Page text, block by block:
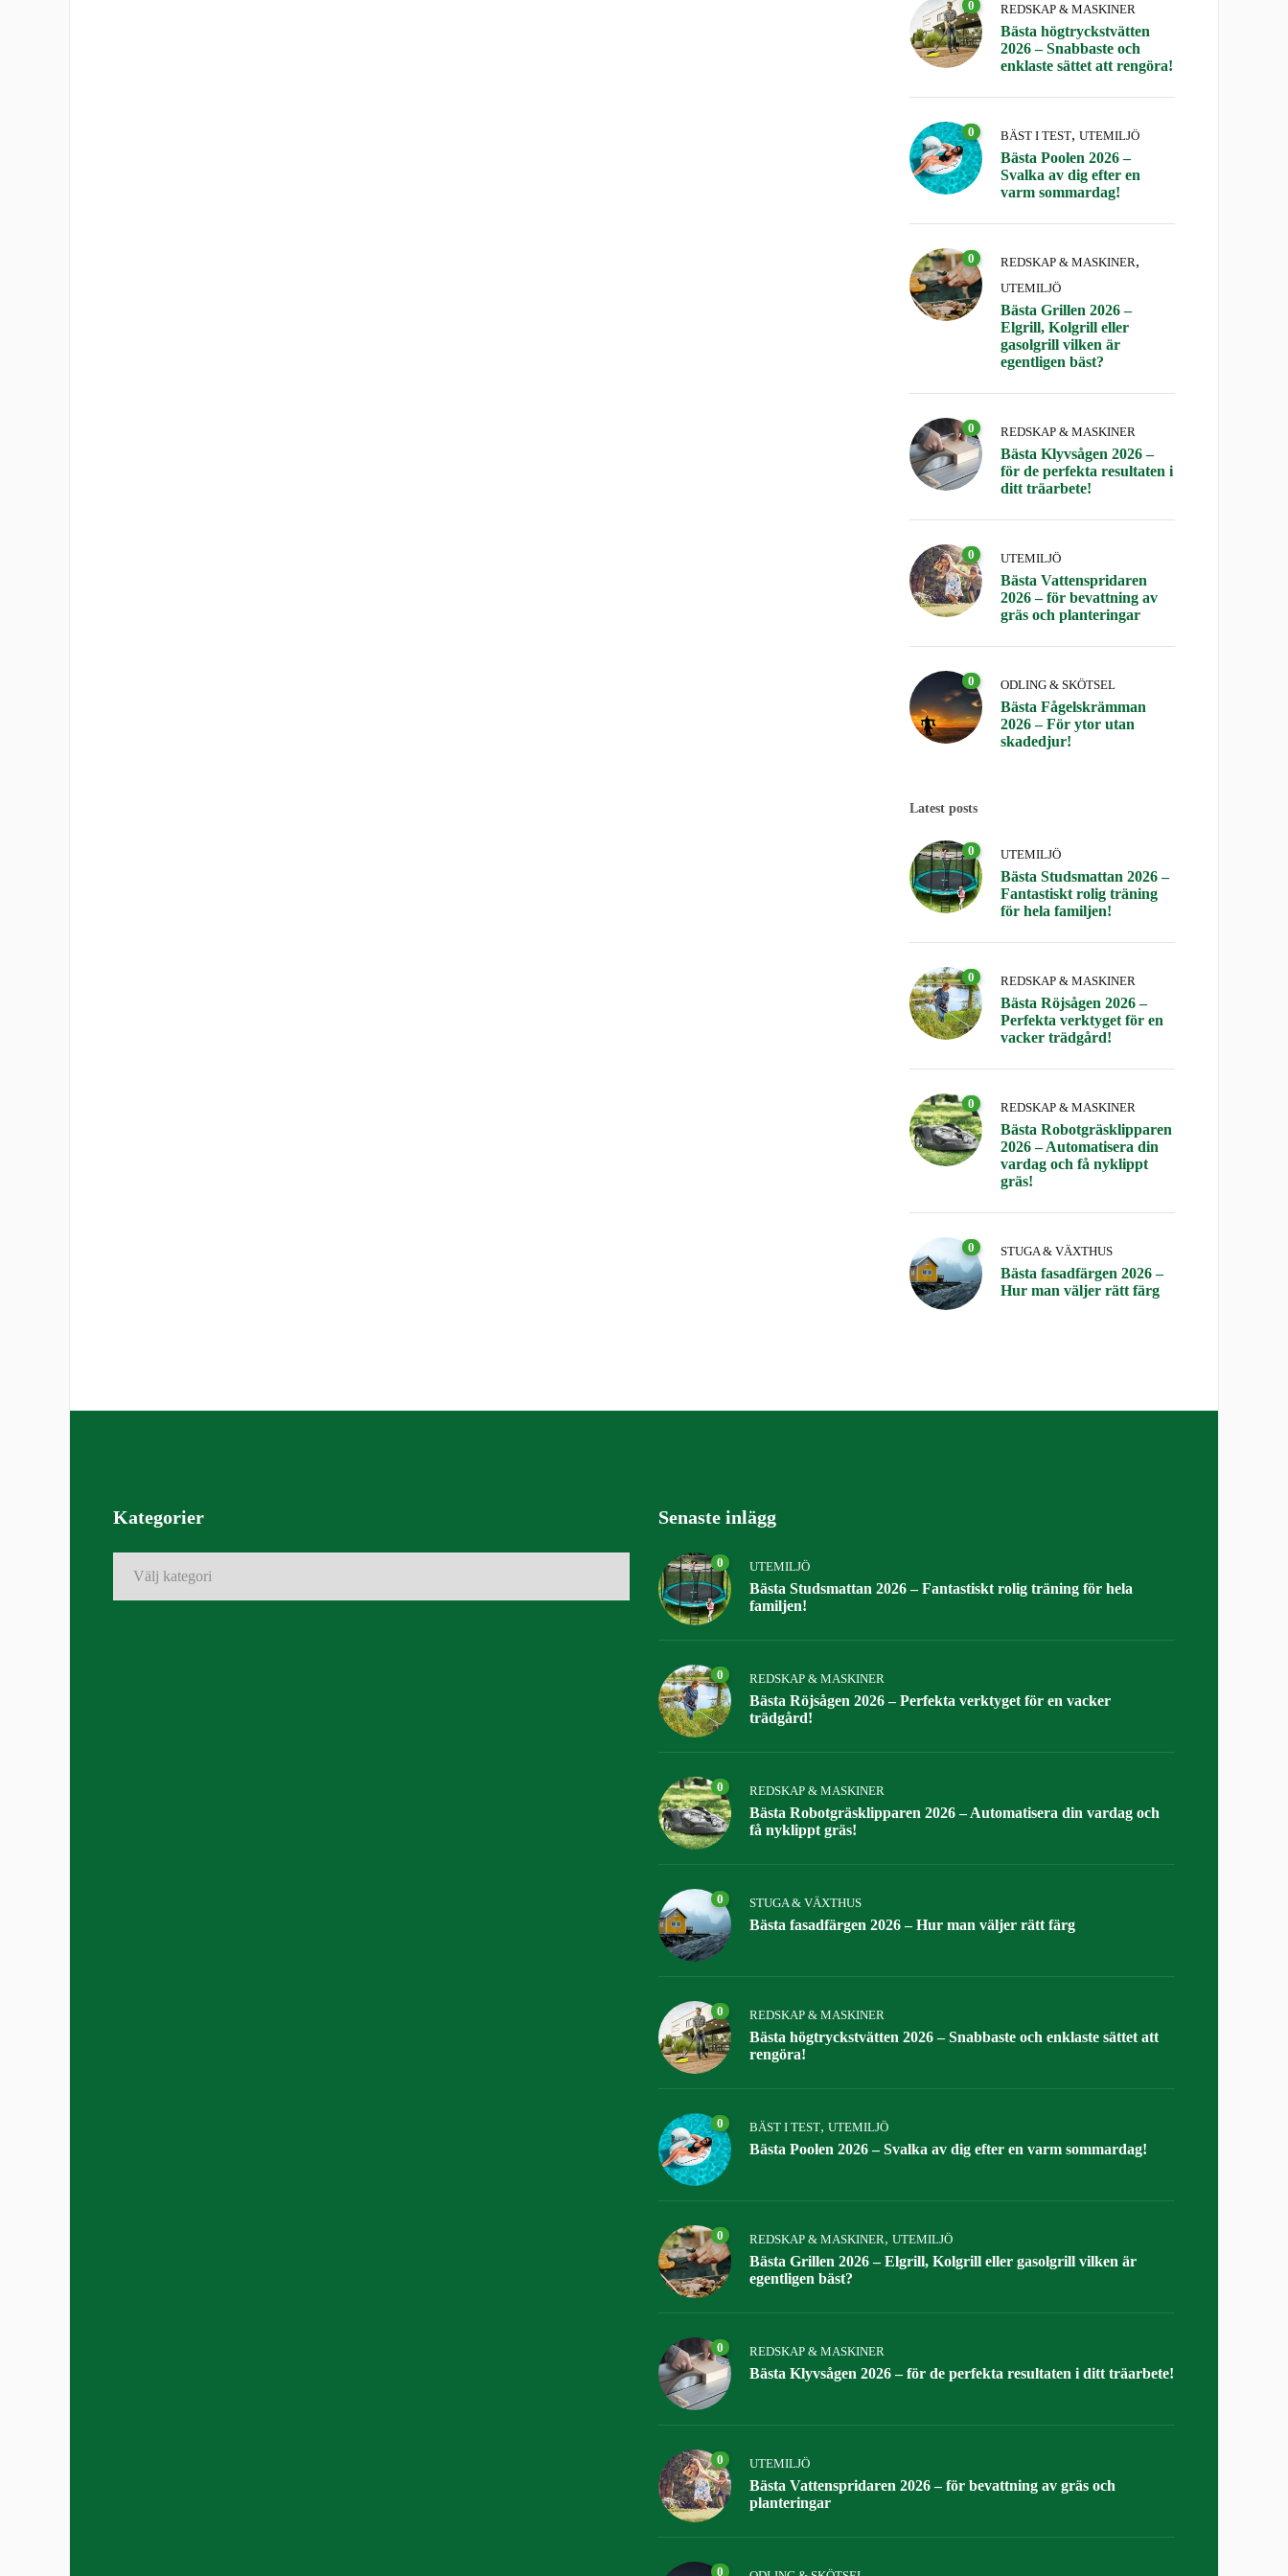
0 REDSKAP & MASKINER
Bästa högtryckstvätten
2026 – Snabbaste och
enklaste sättet att rengöra!
0 BÄST I TEST, UTEMILJÖ
Bästa Poolen 2026 –
Svalka av dig efter en
varm sommardag!
0 REDSKAP & MASKINER,
UTEMILJÖ
Bästa Grillen 2026 –
Elgrill, Kolgrill eller
gasolgrill vilken är
egentligen bäst?
0 REDSKAP & MASKINER
Bästa Klyvsågen 2026 –
för de perfekta resultaten i
ditt träarbete!
0 UTEMILJÖ
Bästa Vattenspridaren
2026 – för bevattning av
gräs och planteringar
0 ODLING & SKÖTSEL
Bästa Fågelskrämman
2026 – För ytor utan
skadedjur!
Latest posts
0 UTEMILJÖ
Bästa Studsmattan 2026 –
Fantastiskt rolig träning
för hela familjen!
0 REDSKAP & MASKINER
Bästa Röjsågen 2026 –
Perfekta verktyget för en
vacker trädgård!
0 REDSKAP & MASKINER
Bästa Robotgräsklipparen
2026 – Automatisera din
vardag och få nyklippt
gräs!
0 STUGA & VÄXTHUS
Bästa fasadfärgen 2026 –
Hur man väljer rätt färg
Kategorier Senaste inlägg
0 UTEMILJÖ
Bästa Studsmattan 2026 – Fantastiskt rolig träning för hela
familjen!
0 REDSKAP & MASKINER
Bästa Röjsågen 2026 – Perfekta verktyget för en vacker
trädgård!
0 REDSKAP & MASKINER
Bästa Robotgräsklipparen 2026 – Automatisera din vardag och
få nyklippt gräs!
0 STUGA & VÄXTHUS
Bästa fasadfärgen 2026 – Hur man väljer rätt färg
0 REDSKAP & MASKINER
Bästa högtryckstvätten 2026 – Snabbaste och enklaste sättet att
rengöra!
0 BÄST I TEST, UTEMILJÖ
Bästa Poolen 2026 – Svalka av dig efter en varm sommardag!
0 REDSKAP & MASKINER, UTEMILJÖ
Bästa Grillen 2026 – Elgrill, Kolgrill eller gasolgrill vilken är
egentligen bäst?
0 REDSKAP & MASKINER
Bästa Klyvsågen 2026 – för de perfekta resultaten i ditt träarbete!
0 UTEMILJÖ
Bästa Vattenspridaren 2026 – för bevattning av gräs och
planteringar
0